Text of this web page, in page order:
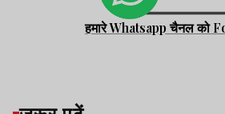
हमारे Whatsapp चैनल को